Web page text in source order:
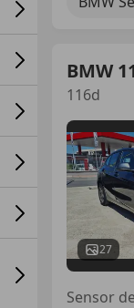
BMW
116d
27
Sensor